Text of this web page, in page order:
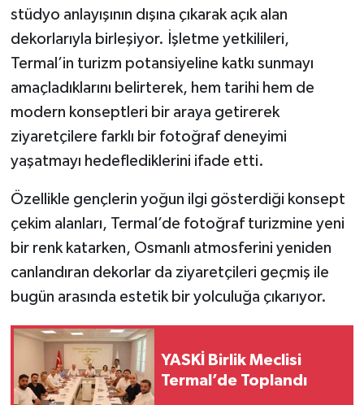
stüdyo anlayışının dışına çıkarak açık alan
dekorlarıyla birleşiyor. İşletme yetkilileri,
Termal’in turizm potansiyeline katkı sunmayı
amaçladıklarını belirterek, hem tarihi hem de
modern konseptleri bir araya getirerek
ziyaretçilere farklı bir fotoğraf deneyimi
yaşatmayı hedeflediklerini ifade etti.
Özellikle gençlerin yoğun ilgi gösterdiği konsept
çekim alanları, Termal’de fotoğraf turizmine yeni
bir renk katarken, Osmanlı atmosferini yeniden
canlandıran dekorlar da ziyaretçileri geçmiş ile
bugün arasında estetik bir yolculuğa çıkarıyor.
YASKİ Birlik Meclisi
Termal’de Toplandı